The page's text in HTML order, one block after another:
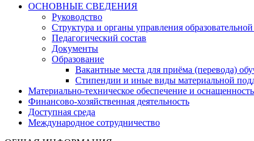
ОСНОВНЫЕ СВЕДЕНИЯ
Руководство
Структура и органы управления
Педагогический состав
Документы
Образование
Вакантные места для приёма (перевода)
Стипендии и иные виды материальной
Материально-техническое обеспечение и
Финансово-хозяйственная деятельность
Доступная среда
Международное сотрудничество